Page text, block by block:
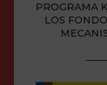
PROGRAMA
LOS